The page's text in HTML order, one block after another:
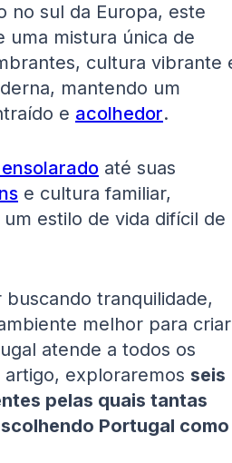
no sul da Europa, este
uma mistura única de
cultura vibrante
mantendo um
e acolhedor.
até suas
e cultura familiar,
estilo de vida difícil de
buscando tranquilidade,
melhor para criar
atende a todos os
exploraremos seis
pelas quais tantas
Portugal como